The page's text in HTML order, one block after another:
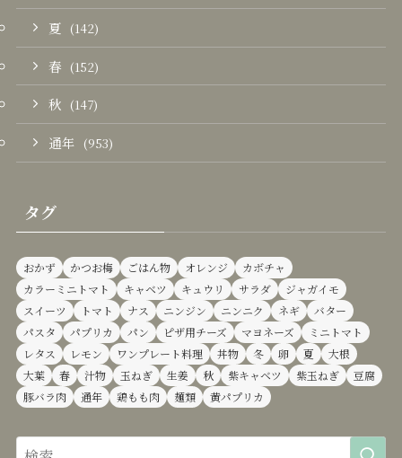
夏 (142)
春 (152)
秋 (147)
通年 (953)
タグ
おかず かつお梅 ごはん物 オレンジ
カボチャ
カラーミニトマト
キャベツ キュウリ サラダ
ジャガイモ
スイーツ
トマト ナス ニンジン ニンニク ネギ
バター
パスタ
パプリカ パン ピザ用チーズ マヨネーズ
ミニトマト
レタス
レモン ワンプレート料理 丼物 冬 卵 夏
大根
大葉
春 汁物 玉ねぎ 生姜 秋 紫キャベツ 紫玉ねぎ
豆腐
豚バラ肉
通年 鶏もも肉 麺類 黄パプリカ